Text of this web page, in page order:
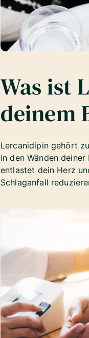
Was ist
deinem
Lercanidipin gehört
in den Wänden
entlastet dein Herz
Schlaganfall